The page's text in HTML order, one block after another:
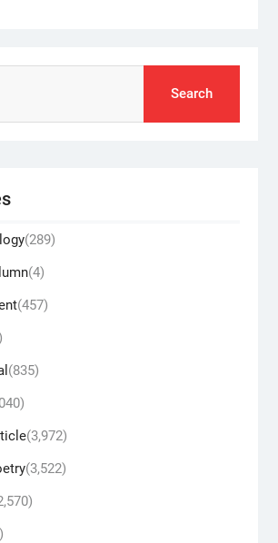
(289)
(4)
(457)
(835)
(3,972)
(3,522)